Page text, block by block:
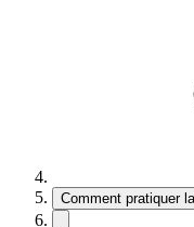
Comment pratiquer